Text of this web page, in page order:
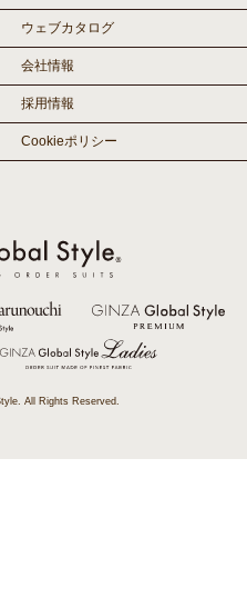
ウェブカタログ
会社情報
採用情報
Cookieポリシー
All Rights Reserved.